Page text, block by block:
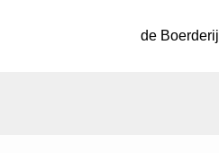
de Boerderij